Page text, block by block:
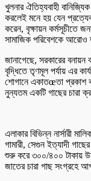
খুলনার ঐতিহ্যবাহী
করলেই মনে হয় যেন
করেন, বৃক্ষায়ন কর্মসূচীতে
সামাজিক পরিবেশকে আরোও
জানাগেছে, সরকারের
বৃদ্ধিতে তৃণমূল পর্যায় এর
শোগানে একাতœতা প্রকাশ
নুন্যতম একটি গাছের চারা
এলাকার বিভিন্ন নার্সারী
গামারী, সেগুন ইত্যাদী
শুরু করে ৩০০/৪০০ টাকায়
জাতের চারা গাছ সংগ্রহে